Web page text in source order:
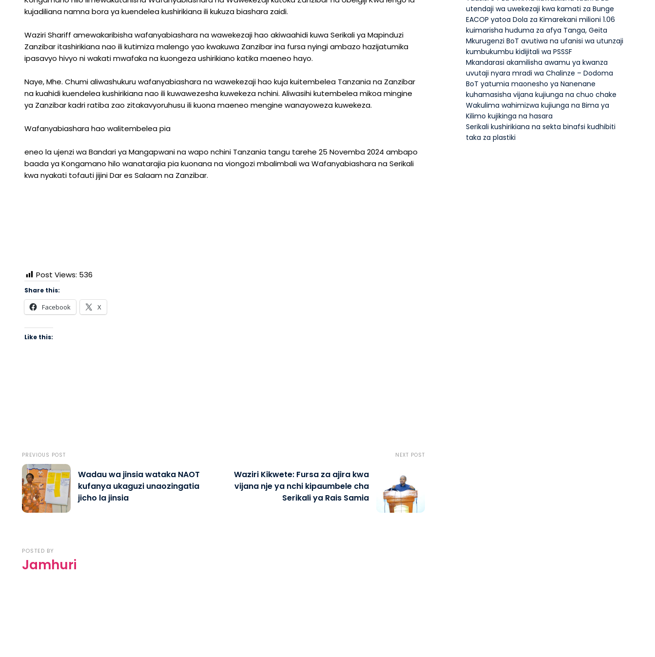
Ubelgiji
kujadiliana namna bora ya kuendelea kushirikiana ili kukuza biashara zaidi.
Waziri Shariff amewakaribisha wafanyabiashara na wawekezaji hao akiwaahidi kuwa Serikali ya Mapinduzi
Zanzibar itashirikiana nao ili kutimiza malengo yao kwakuwa Zanzibar ina fursa nyingi ambazo hazijatumika
ipasavyo hivyo ni wakati mwafaka na kuongeza ushirikiano katika maeneo hayo.
Naye, Mhe. Chumi aliwashukuru wafanyabiashara na wawekezaji hao kuja kuitembelea Tanzania na Zanzibar
na kuahidi kuendelea kushirikiana nao ili kuwawezesha kuwekeza nchini. Aliwasihi kutembelea mikoa mingine
ya Zanzibar kadri ratiba zao zitakavyoruhusu ili kuona maeneo mengine wanayoweza kuwekeza.
Wafanyabiashara hao walitembelea pia
eneo la ujenzi wa Bandari ya Mangapwani na wapo nchini Tanzania tangu tarehe 25 Novemba 2024 ambapo
baada ya Kongamano hilo wanatarajia pia kuonana na viongozi mbalimbali wa Wafanyabiashara na Serikali
kwa nyakati tofauti jijini Dar es Salaam na Zanzibar.
Post Views: 536
Share this:
Facebook X
Like this:
PREVIOUS POST
Wadau wa jinsia wataka NAOT
kufanya ukaguzi unaozingatia
jicho la jinsia
NEXT POST
Waziri Kikwete: Fursa za ajira kwa
vijana nje ya nchi kipaumbele cha
Serikali ya Rais Samia
POSTED BY
Jamhuri
utendaji wa uwekezaji kwa kamati za Bunge
EACOP yatoa Dola za Kimarekani milioni 1.06
kuimarisha huduma za afya Tanga, Geita
Mkurugenzi BoT avutiwa na ufanisi wa utunzaji
kumbukumbu kidijitali wa PSSSF
Mkandarasi akamilisha awamu ya kwanza
uvutaji nyara mradi wa Chalinze – Dodoma
BoT yatumia maonesho ya Nanenane
kuhamasisha vijana kujiunga na chuo chake
Wakulima wahimizwa kujiunga na Bima ya
Kilimo kujikinga na hasara
Serikali kushirikiana na sekta binafsi kudhibiti
taka za plastiki